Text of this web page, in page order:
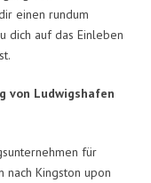
einen rundum
dich auf das Einleben
von Ludwigshafen
für
nach Kingston upon